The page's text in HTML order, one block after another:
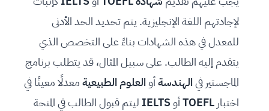
لإجادتهم اللغة الإنجليزية. يتم تحديد الحد الأدنى
للمعدل في هذه الشهادات بناءً على التخصص الذي
يتقدم إليه الطالب. على سبيل المثال، قد يتطلب برنامج
الماجستير فيالهندسةأوالعلوم الطبيعيةمعدلًا معينًا في
اختبار TOEFLأوIELTS ليتم قبول الطالب في المنحة